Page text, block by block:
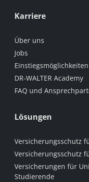
Karriere
Über uns
Jobs
Einstiegsmöglichkeiten
DR-WALTER Academy
FAQ und
Lösungen
Versicherungsschutz
Versicherungsschutz
Versicherungen für
Studierende